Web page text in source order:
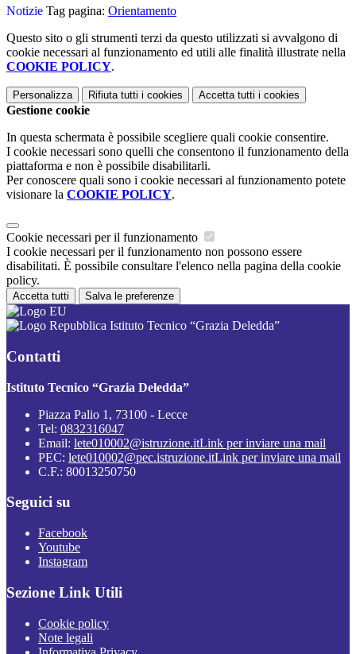
Notizie Tag pagina: Orientamento
Questo sito o gli strumenti terzi da questo utilizzati si avvalgono di
cookie necessari al funzionamento ed utili alle finalità illustrate nella
COOKIE POLICY.
Personalizza Rifiuta tutti i cookies Accetta tutti i cookies
Gestione cookie
In questa schermata è possibile scegliere quali cookie consentire.
I cookie necessari sono quelli che consentono il funzionamento della
piattaforma e non è possibile disabilitarli.
Per conoscere quali sono i cookie necessari al funzionamento potete
visionare la COOKIE POLICY.
Cookie necessari per il funzionamento
I cookie necessari per il funzionamento non possono essere
disabilitati. È possibile consultare l'elenco nella pagina della cookie
policy.
Accetta tutti Salva le preferenze
Istituto Tecnico “Grazia Deledda”
Contatti
Istituto Tecnico “Grazia Deledda”
Piazza Palio 1, 73100 - Lecce
Tel: 0832316047
Email: lete010002@istruzione.itLink per inviare una mail
PEC: lete010002@pec.istruzione.itLink per inviare una mail
C.F.: 80013250750
Seguici su
Facebook
Youtube
Instagram
Sezione Link Utili
Cookie policy
Note legali